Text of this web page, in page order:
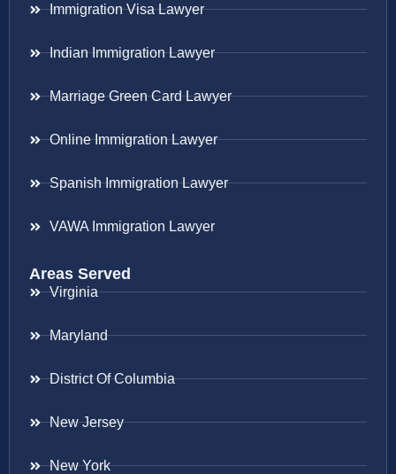
Immigration Visa Lawyer
Indian Immigration Lawyer
Marriage Green Card Lawyer
Online Immigration Lawyer
Spanish Immigration Lawyer
VAWA Immigration Lawyer
Areas Served
Virginia
Maryland
District Of Columbia
New Jersey
New York